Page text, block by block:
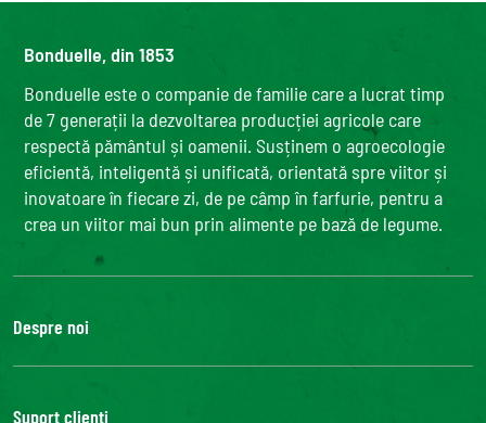
Bonduelle, din 1853
Bonduelle este o companie de familie care a lucrat timp
de 7 generații la dezvoltarea producției agricole care
respectă pământul și oamenii. Susținem o agroecologie
eficientă, inteligentă și unificată, orientată spre viitor și
inovatoare în fiecare zi, de pe câmp în farfurie, pentru a
crea un viitor mai bun prin alimente pe bază de legume.
Despre noi
Grupul Bonduelle
Suport clienți